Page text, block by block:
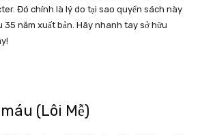
Đó chính là lý do tại sao quyển sách này
35 năm xuất bản. Hãy nhanh tay sở hữu
(Lôi Mễ)